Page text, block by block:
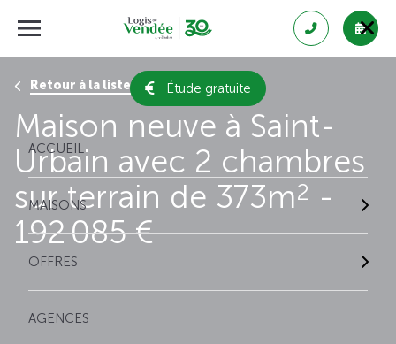
Étude gratuite
ACCUEIL
MAISONS
OFFRES
AGENCES
Retour à la liste des résultats
Maison neuve à Saint-
Urbain avec 2 chambres
sur terrain de 373m2 -
192 085 €